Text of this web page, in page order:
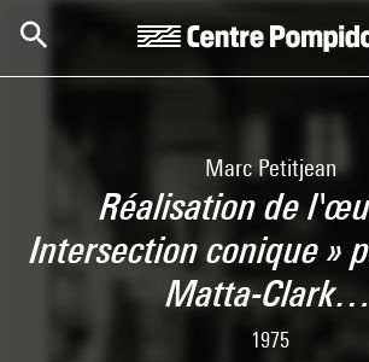
Skip to main content
Centre Pompidou
Marc Petitjean
Réalisation de
Intersection conique »
Matta-Clark…
1975